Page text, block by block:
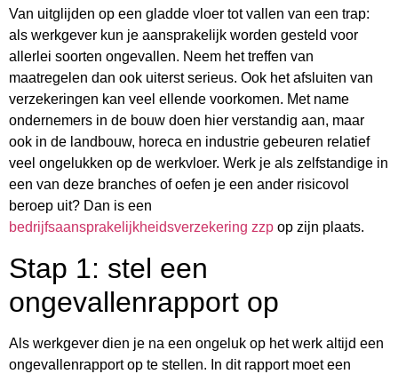
Van uitglijden op een gladde vloer tot vallen van een trap:
als werkgever kun je aansprakelijk worden gesteld voor
allerlei soorten ongevallen. Neem het treffen van
maatregelen dan ook uiterst serieus. Ook het afsluiten van
verzekeringen kan veel ellende voorkomen. Met name
ondernemers in de bouw doen hier verstandig aan, maar
ook in de landbouw, horeca en industrie gebeuren relatief
veel ongelukken op de werkvloer. Werk je als zelfstandige in
een van deze branches of oefen je een ander risicovol
beroep uit? Dan is een
bedrijfsaansprakelijkheidsverzekering zzp op zijn plaats.
Stap 1: stel een
ongevallenrapport op
Als werkgever dien je na een ongeluk op het werk altijd een
ongevallenrapport op te stellen. In dit rapport moet een